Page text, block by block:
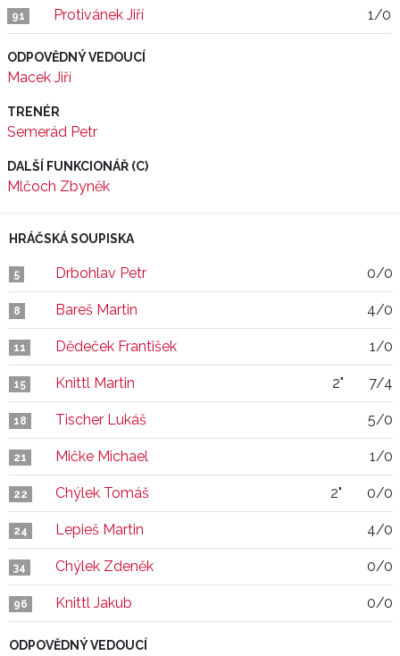
91 Protivánek Jiří 1/0
ODPOVĚDNÝ VEDOUCÍ
Macek Jiří
TRENÉR
Semerád Petr
DALŠÍ FUNKCIONÁŘ (C)
Mlčoch Zbyněk
HRÁČSKÁ SOUPISKA
5 Drbohlav Petr 0/0
8 Bareš Martin 4/0
11 Dědeček František 1/0
15 Knittl Martin 2" 7/4
18 Tischer Lukáš 5/0
21 Mičke Michael 1/0
22 Chýlek Tomáš 2" 0/0
24 Lepieš Martin 4/0
34 Chýlek Zdeněk 0/0
96 Knittl Jakub 0/0
ODPOVĚDNÝ VEDOUCÍ